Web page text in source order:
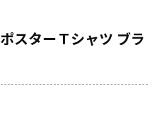
ターＴシャツ ブラ